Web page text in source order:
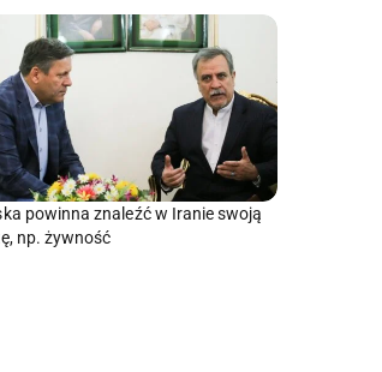
powinna znaleźć w Iranie swoją
np. żywność